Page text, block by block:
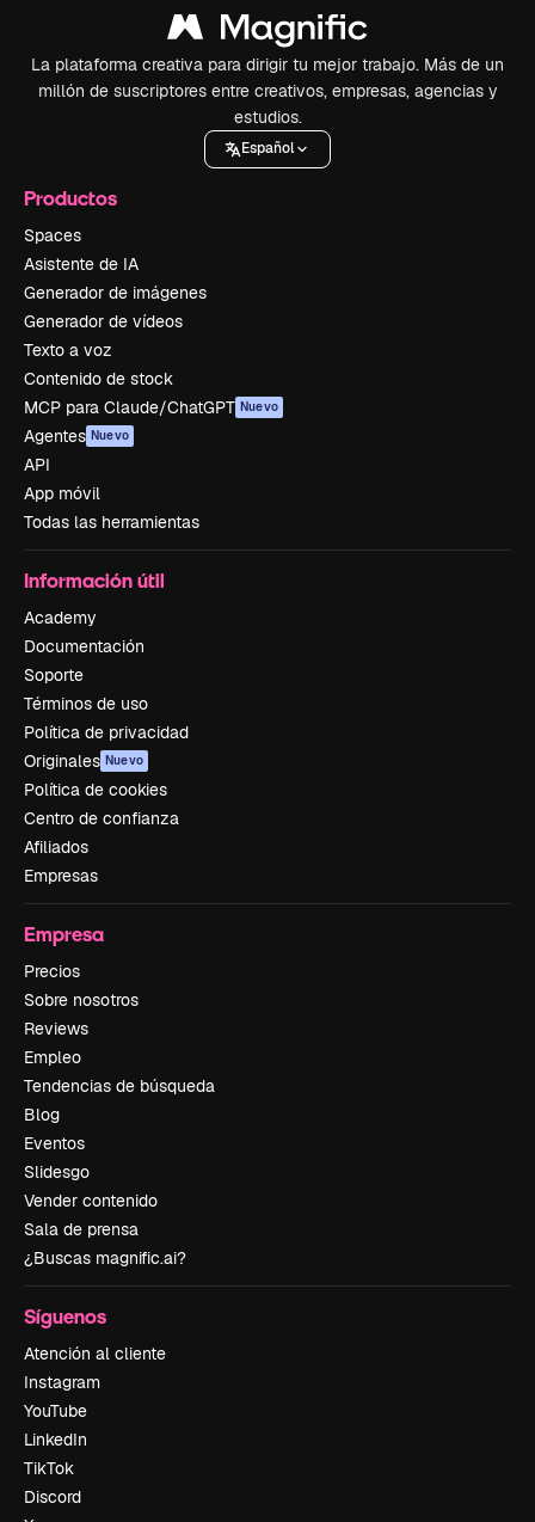
La plataforma creativa para dirigir tu mejor trabajo. Más de un
millón de suscriptores entre creativos, empresas, agencias y
estudios.
Español
Productos
Spaces
Asistente de IA
Generador de imágenes
Generador de vídeos
Texto a voz
Contenido de stock
MCP para Claude/ChatGPT Nuevo
Agentes Nuevo
API
App móvil
Todas las herramientas
Información útil
Academy
Documentación
Soporte
Términos de uso
Política de privacidad
Originales Nuevo
Política de cookies
Centro de confianza
Afiliados
Empresas
Empresa
Precios
Sobre nosotros
Reviews
Empleo
Tendencias de búsqueda
Blog
Eventos
Slidesgo
Vender contenido
Sala de prensa
¿Buscas magnific.ai?
Síguenos
Atención al cliente
Instagram
YouTube
LinkedIn
TikTok
Discord